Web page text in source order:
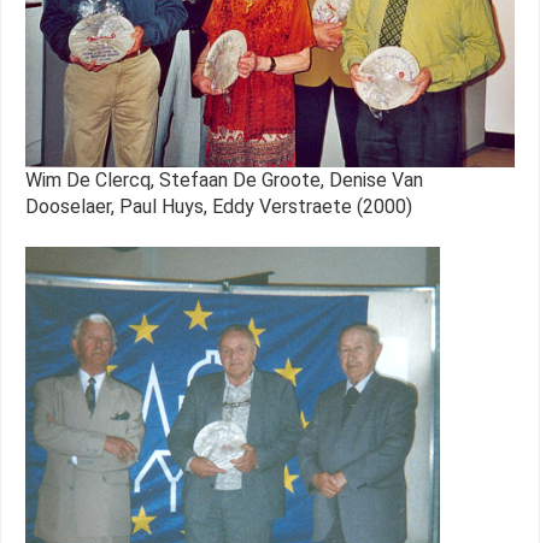
Wim De Clercq, Stefaan De Groote, Denise Van
Dooselaer, Paul Huys, Eddy Verstraete (2000)